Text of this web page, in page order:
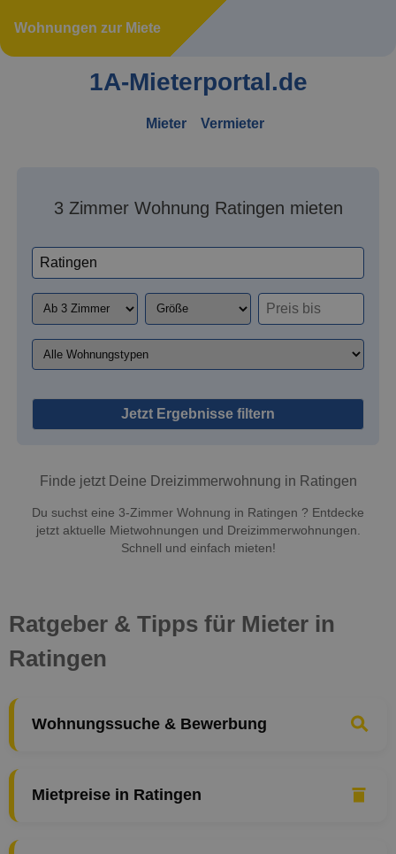
Wohnungen zur Miete
1A-Mieterportal.de
Mieter Vermieter
3 Zimmer Wohnung Ratingen mieten
Jetzt Ergebnisse filtern
Finde jetzt Deine Dreizimmerwohnung in Ratingen
Du suchst eine 3-Zimmer Wohnung in Ratingen ? Entdecke
jetzt aktuelle Mietwohnungen und Dreizimmerwohnungen.
Schnell und einfach mieten!
Ratgeber & Tipps für Mieter in
Ratingen
Wohnungssuche & Bewerbung
Mietpreise in Ratingen